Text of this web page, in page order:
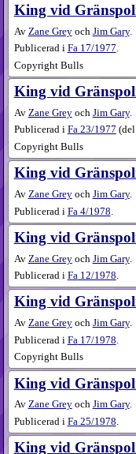
King vid
Av Zane Greyoch Jim Gary.
Publicerad i Fa17​/1977.
Copyright Bulls
King vid
Av Zane Greyoch Jim Gary.
Publicerad i Fa23​/1977 (del
Copyright Bulls
King vid
Av Zane Greyoch Jim Gary.
Publicerad i Fa 4​/1978
King vid
Av Zane Greyoch Jim Gary.
Publicerad i Fa12​/1978.
King vid
Av Zane Greyoch Jim Gary.
Publicerad i Fa 17​/1978
Copyright Bulls
King vid
Av Zane Greyoch Jim Gary.
Publicerad i Fa25​/1978.
King vid